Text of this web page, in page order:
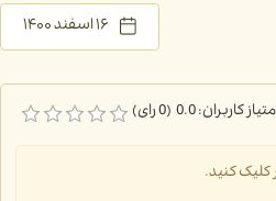
۱۶ اسفند ۱۴۰۰
کاربران: 0.0 (0 رای)
کلیک کنید.